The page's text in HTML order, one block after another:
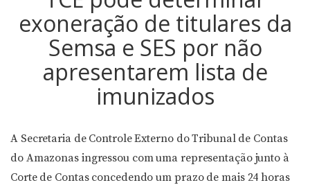
exoneração de titulares da
Semsa e SES por não
apresentarem lista de
imunizados
A Secretaria de Controle Externo do Tribunal de Contas
do Amazonas ingressou com uma representação junto à
Corte de Contas concedendo um prazo de mais 24 horas